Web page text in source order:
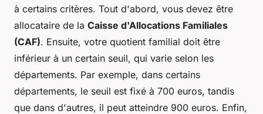
à certains critères. Tout d'abord, vous devez être
allocataire de la Caisse d'Allocations Familiales
(CAF). Ensuite, votre quotient familial doit être
inférieur à un certain seuil, qui varie selon les
départements. Par exemple, dans certains
départements, le seuil est fixé à 700 euros, tandis
que dans d'autres, il peut atteindre 900 euros. Enfin,